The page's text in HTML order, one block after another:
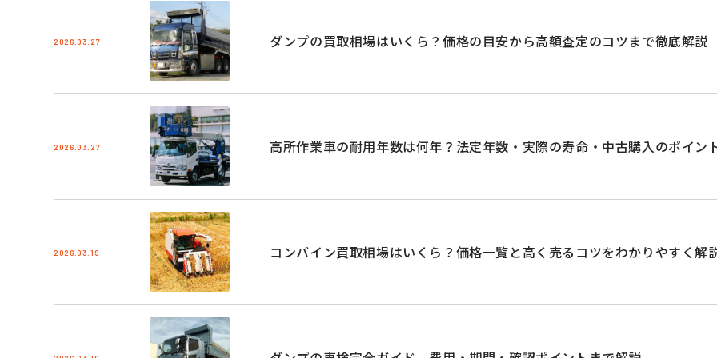
2026.03.27 ダンプの買取相場はいくら？価格の目安から高額査定のコツまで徹底解説
2026.03.27 高所作業車の耐用年数は何年？法定年数・実際の寿命・中古購入のポイン
2026.03.19 コンバイン買取相場はいくら？価格一覧と高く売るコツをわかりやすく解